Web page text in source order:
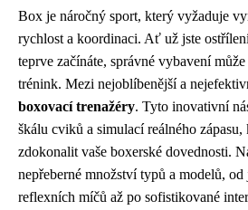
Box je náročný sport, který vyžaduje
rychlost a koordinaci. Ať už jste
teprve začínáte, správné vybavení
trénink. Mezi nejoblíbenější a
boxovací trenažéry. Tyto inovativní
škálu cviků a simulací reálného zápasu,
zdokonalit vaše boxerské dovednosti.
nepřeberné množství typů a modelů,
reflexních míčů až po sofistikované